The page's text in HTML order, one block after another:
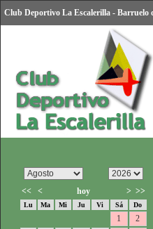
Club Deportivo La Escalerilla - Barruelo
<< < hoy > >>
Lu Ma Mi Ju Vi Sá Do
1
2